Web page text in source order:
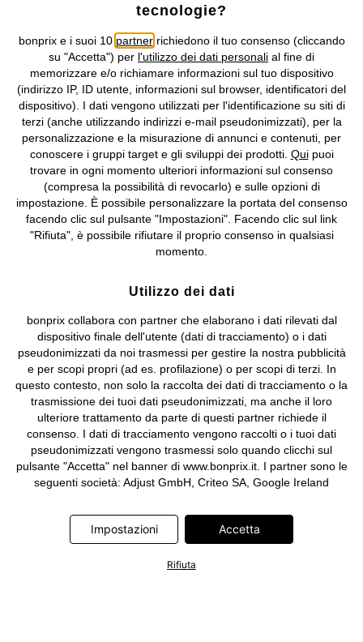
Informativa privacy e cookie Gestione dei cookie
Informazioni legali Diritto di recesso
©2026 bonprix.Tutti i diritti riservati.
bonprix S.r.l. con socio unico, sede legale: via Adua 33 - 13855
Valdengo (BI) C.F. 01510910027 - P.I. 01939830020, Reg. Imprese di
Biella n. 01510910027, R.E.A. BI - 171345, N. Reg. Pile:
IT09060P00000858, N. Reg. AEE: IT08020000002105 Capitale
Sociale: euro 1.000.000 i.v, Società soggetta all'attività di direzione
e coordinamento di bonprix Beteiligungs -Verwaltungsgesellschaft
mbH.
tecnologie?
bonprix e i suoi 10 partnerrichiedono il tuo consenso (cliccando
su "Accetta") per l'utilizzo dei dati personali al fine di
memorizzare e/o richiamare informazioni sul tuo dispositivo
(indirizzo IP, ID utente, informazioni sul browser, identificatori del
dispositivo). I dati vengono utilizzati per l'identificazione su siti di
terzi (anche utilizzando indirizzi e-mail pseudonimizzati), per la
personalizzazione e la misurazione di annunci e contenuti, per
conoscere i gruppi target e gli sviluppi dei prodotti. Quipuoi
trovare in ogni momento ulteriori informazioni sul consenso
(compresa la possibilità di revocarlo) e sulle opzioni di
impostazione. È possibile personalizzare la portata del consenso
facendo clic sul pulsante "Impostazioni". Facendo clic sul link
"Rifiuta", è possibile rifiutare il proprio consenso in qualsiasi
momento.
Utilizzo dei dati
bonprix collabora con partner che elaborano i dati rilevati dal
dispositivo finale dell'utente (dati di tracciamento) o i dati
pseudonimizzati da noi trasmessi per gestire la nostra pubblicità
e per scopi propri (ad es. profilazione) o per scopi di terzi. In
questo contesto, non solo la raccolta dei dati di tracciamento o la
trasmissione dei tuoi dati pseudonimizzati, ma anche il loro
ulteriore trattamento da parte di questi partner richiede il
consenso. I dati di tracciamento vengono raccolti o i tuoi dati
pseudonimizzati vengono trasmessi solo quando clicchi sul
pulsante "Accetta" nel banner di www.bonprix.it. I partner sono le
seguenti società: Adjust GmbH, Criteo SA, Google Ireland
Meta Platforms Ireland Limited, Microsoft Ireland Operations
Limited, Pinterest Europe Limited, RTB-House GmbH, TikTok
Information Technologies UK Limited. Ulteriori informazioni sul
trattamento dei dati da parte di questi partner sono disponibili
Impostazioni Accetta
Rifiuta